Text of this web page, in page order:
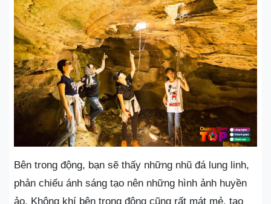
Bên trong động, bạn sẽ thấy những nhũ đá lung linh,
phản chiếu ánh sáng tạo nên những hình ảnh huyền
ảo. Không khí bên trong động cũng rất mát mẻ, tạo